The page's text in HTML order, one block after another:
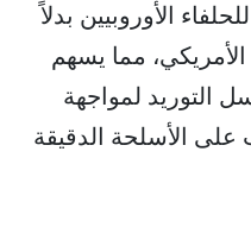
الأوروبيين بدلاً
الأمريكي، مما يسهم
التوريد لمواجهة
على الأسلحة الدقيقة